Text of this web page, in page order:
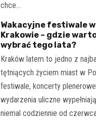
chce…
Wakacyjne festiwale w
Krakowie – gdzie
wybrać tego lata?
Kraków latem to jedno z
tętniących życiem miast w
festiwale, koncerty
wydarzenia uliczne
niemal codziennie od